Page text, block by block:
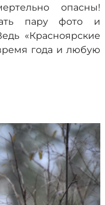
опасны!
пару фото и
«Красноярские
года и любую